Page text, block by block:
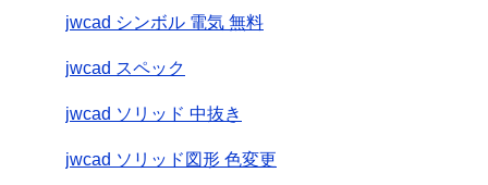
jwcad シンボル 電気 無料
jwcad スペック
jwcad ソリッド 中抜き
jwcad ソリッド図形 色変更